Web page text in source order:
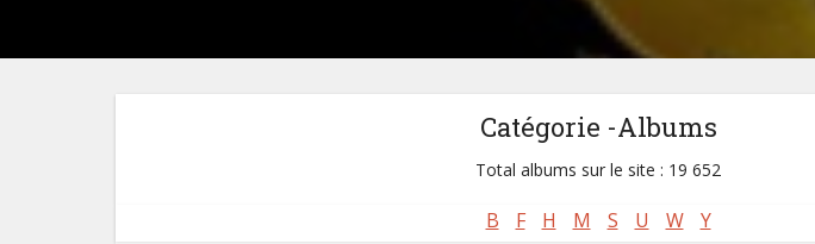
Catégorie -Albums
Total albums sur le site : 19 652
B F H M S U W Y